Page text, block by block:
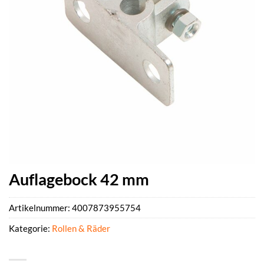
Auflagebock 42 mm
Artikelnummer: 4007873955754
Kategorie: Rollen & Räder